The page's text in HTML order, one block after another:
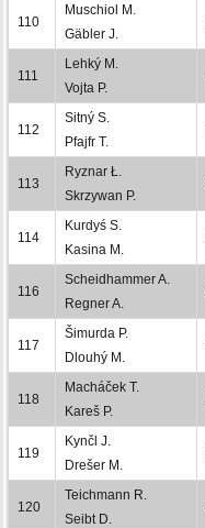
110
Muschiol M.
Gäbler J.
111
Lehký M.
Vojta P.
112
Sitný S.
Pfajfr T.
113
Ryznar Ł.
Skrzywan P.
114
Kurdyś S.
Kasina M.
116
Scheidhammer A.
Regner A.
117
Šimurda P.
Dlouhý M.
118
Macháček T.
Kareš P.
119
Kynčl J.
Drešer M.
120
Teichmann R.
Seibt D.